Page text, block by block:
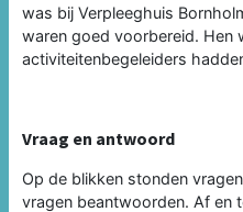
was bij Verpleeghuis
waren goed voorbereid. Hen
activiteitenbegeleiders
Vraag en antwoord
Op de blikken stonden
vragen beantwoorden. Af en